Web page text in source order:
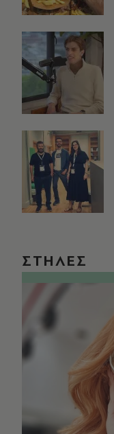
ΣΤΗΛΕΣ